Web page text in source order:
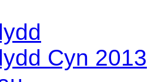
Cyn 2013